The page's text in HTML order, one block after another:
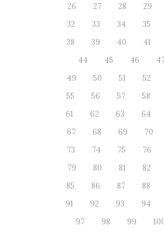
26 27 28 29
32
33 34 35
38
39 40 41
44
45 46
49
50 51 52
55
56 57 58
61
62 63 64
67
68 69 70
73
74 75 76
79
80 81 82
85
86 87 88
91
92 93 94
97
98 99